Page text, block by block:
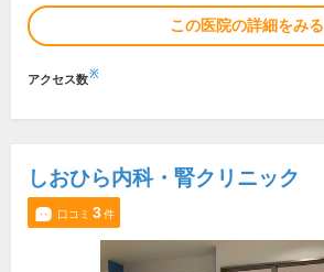
この医院の詳細をみる
アクセス数※
しおひら内科・腎クリニック
口コミ 3件